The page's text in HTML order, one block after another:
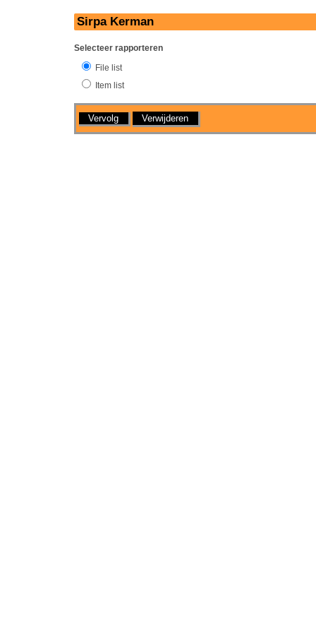
Sirpa Kerman
Selecteer rapporteren
File list
Item list
Handelingen Verwijderen